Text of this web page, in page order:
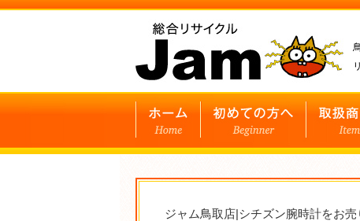
ジャム鳥取店|シチズン腕時計をお